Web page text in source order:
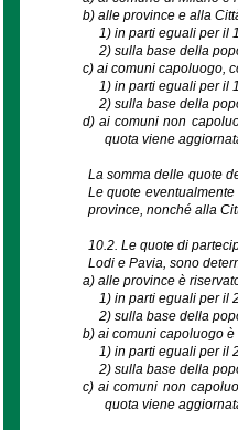
b) alle province e alla
1)in parti eguali per il
2)sulla base della
c) ai comuni capoluogo,
1)in parti eguali per il
2)sulla base della
d) ai comuni non
quota viene
La somma delle quote
Le quote
province, nonché alla
10.2. Le quote di
Lodi e Pavia, sono
a) alle province è
1)in parti eguali per il
2)sulla base della
b) ai comuni capoluogo
1)in parti eguali per il
2)sulla base della
c)ai comuni non
quota viene